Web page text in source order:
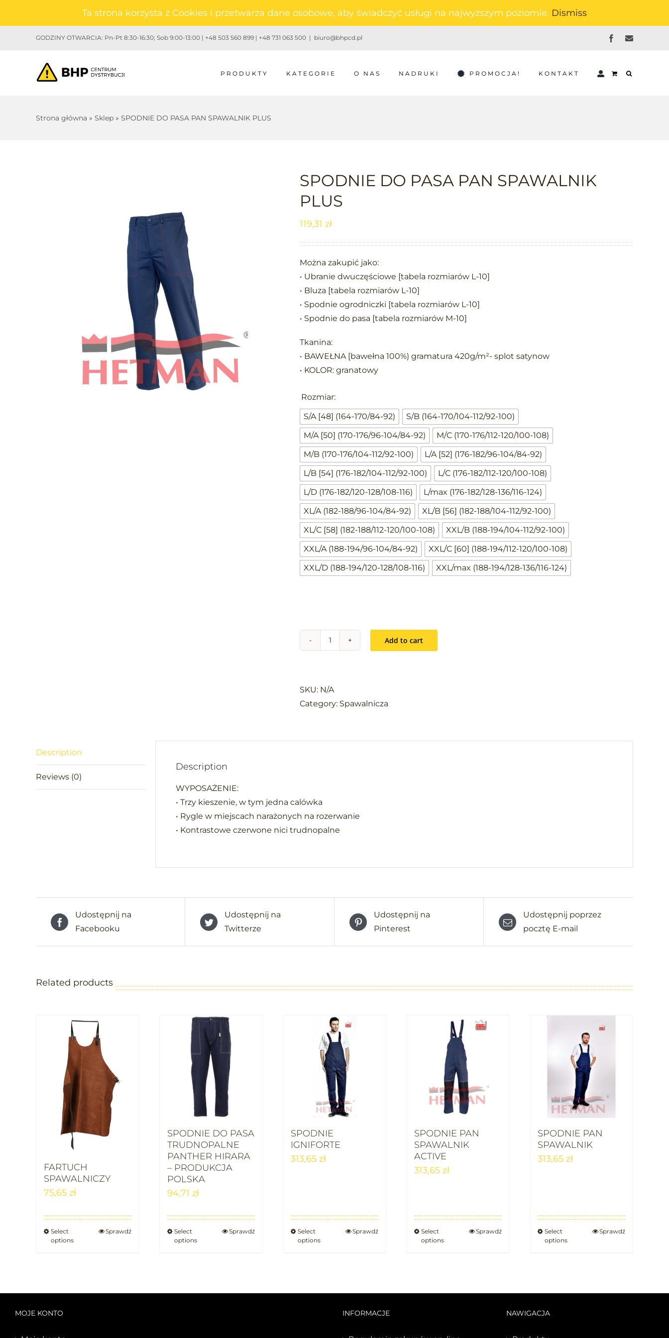
zawartościGODZINY OTWARCIA: Pn-Pt 8:30-16:30; Sob 9:00-13:00 | +48 503 560 899 | +48 731 063 500 | biuro@bhpcd.pl FacebookEmail
PRODUKTY KATEGORIE O NAS NADRUKI PROMOCJA! KONTAKT
Strona główna » Sklep » SPODNIE DO PASA PAN SPAWALNIK PLUS
SPODNIE DO PASA PAN SPAWALNIK
PLUS
119,31 zł
Można zakupić jako:
• Ubranie dwuczęściowe [tabela rozmiarów L-10]
• Bluza [tabela rozmiarów L-10]
• Spodnie ogrodniczki [tabela rozmiarów L-10]
• Spodnie do pasa [tabela rozmiarów M-10]
Tkanina:
• BAWEŁNA [bawełna 100%) gramatura 420g/m²- splot satynow
• KOLOR: granatowy
Rozmiar:
S/A [48] (164-170/84-92)
S/B (164-170/104-112/92-100)
M/A [50] (170-176/96-104/84-92)
M/C (170-176/112-120/100-108)
M/B (170-176/104-112/92-100)
L/A [52] (176-182/96-104/84-92)
L/B [54] (176-182/104-112/92-100)
L/C (176-182/112-120/100-108)
L/D (176-182/120-128/108-116)
L/max (176-182/128-136/116-124)
XL/A (182-188/96-104/84-92)
XL/B [56] (182-188/104-112/92-100)
XL/C [58] (182-188/112-120/100-108)
XXL/B (188-194/104-112/92-100)
XXL/A (188-194/96-104/84-92)
XXL/C [60] (188-194/112-120/100-108)
XXL/D (188-194/120-128/108-116)
XXL/max (188-194/128-136/116-124)
PAN
SPAWALNIK
Add to cart
SKU: N/A
Category: Spawalnicza
Description
Reviews (0)
Description
WYPOSAŻENIE:
• Trzy kieszenie, w tym jedna calówka
• Rygle w miejscach narażonych na rozerwanie
• Kontrastowe czerwone nici trudnopalne
Udostępnij na
Facebooku
Udostępnij na
Twitterze
Udostępnij na
Pinterest
Udostępnij poprzez
pocztę E-mail
Related products
FARTUCH
SPAWALNICZY
75,65 zł
Select
options
Sprawdź
SPODNIE DO PASA
TRUDNOPALNE
PANTHER HIRARA
– PRODUKCJA
POLSKA
94,71 zł
Select
options
Sprawdź
SPODNIE
IGNIFORTE
313,65 zł
Select
options
Sprawdź
SPODNIE PAN
SPAWALNIK
ACTIVE
313,65 zł
Select
options
Sprawdź
SPODNIE PAN
SPAWALNIK
313,65 zł
Select
options
Sprawdź
MOJE KONTO INFORMACJE NAWIGACJA
Ta strona korzysta z Cookies i przetwarza dane osobowe, aby świadczyć usługi na najwyższym poziomie. Dismiss